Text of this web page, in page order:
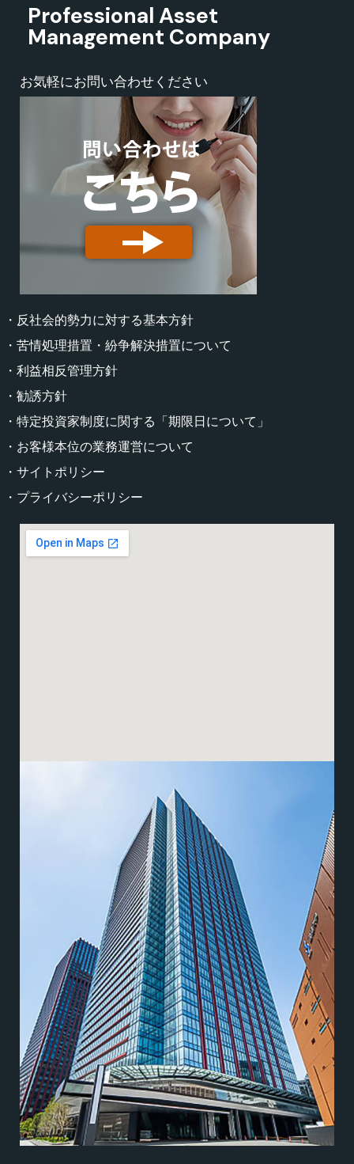
Professional Asset
Management Company
お気軽にお問い合わせください
・反社会的勢力に対する基本方針
・苦情処理措置・紛争解決措置について
・利益相反管理方針
・勧誘方針
・特定投資家制度に関する「期限日について」
・お客様本位の業務運営について
・サイトポリシー
・プライバシーポリシー